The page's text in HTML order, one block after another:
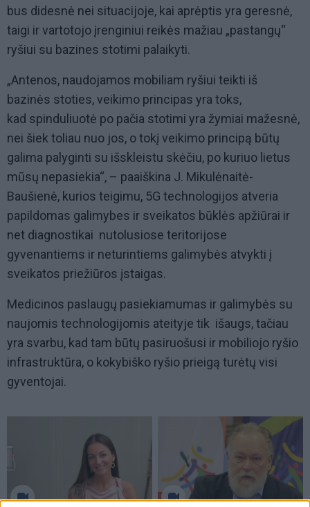
bus didesnė nei situacijoje, kai aprėptis yra geresnė,
taigi ir vartotojo įrenginiui reikės mažiau „pastangų“
ryšiui su bazines stotimi palaikyti.
„Antenos, naudojamos mobiliam ryšiui teikti iš
bazinės stoties, veikimo principas yra toks,
kad spinduliuotė po pačia stotimi yra žymiai mažesnė,
nei šiek toliau nuo jos, o tokį veikimo principą būtų
galima palyginti su išskleistu skėčiu, po kuriuo lietus
mūsų nepasiekia“, – paaiškina J. Mikulėnaitė-
Baušienė, kurios teigimu, 5G technologijos atveria
papildomas galimybes ir sveikatos būklės apžiūrai ir
net diagnostikai nutolusiose teritorijose
gyvenantiems ir neturintiems galimybės atvykti į
sveikatos priežiūros įstaigas.
Medicinos paslaugų pasiekiamumas ir galimybės su
naujomis technologijomis ateityje tik išaugs, tačiau
yra svarbu, kad tam būtų pasiruošusi ir mobiliojo ryšio
infrastruktūra, o kokybiško ryšio prieigą turėtų visi
gyventojai.